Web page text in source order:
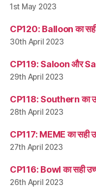
1st May 2023
CP120: Balloon का
30th April 2023
CP119: Saloon और
29th April 2023
CP118: Southern का
28th April 2023
CP117: MEME का सही
27th April 2023
CP116: Bowl का सही
26th April 2023